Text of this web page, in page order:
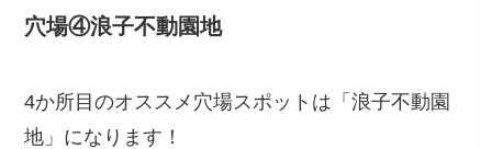
穴場④浪子不動園地
4か所目のオススメ穴場スポットは「浪子不動園
地」になります！